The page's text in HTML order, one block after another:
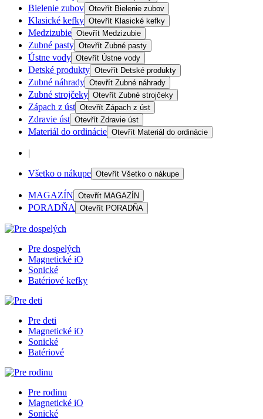
Bielenie zubov Otevřít Bielenie zubov
Klasické kefky Otevřít Klasické kefky
Medzizubie Otevřít Medzizubie
Zubné pasty Otevřít Zubné pasty
Ústne vody Otevřít Ústne vody
Detské produkty Otevřít Detské produkty
Zubné náhrady Otevřít Zubné náhrady
Zubné strojčeky Otevřít Zubné strojčeky
Zápach z úst Otevřít Zápach z úst
Zdravie úst Otevřít Zdravie úst
Materiál do ordinácie Otevřít Materiál do ordinácie
|
Všetko o nákupe Otevřít Všetko o nákupe
MAGAZÍN Otevřít MAGAZÍN
PORADŇA Otevřít PORADŇA
Pre dospelých
Magnetické iO
Sonické
Batériové kefky
Pre deti
Magnetické iO
Sonické
Batériové
Pre rodinu
Magnetické iO
Sonické